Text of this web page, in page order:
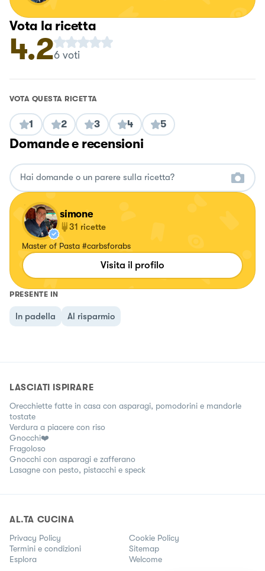
Vota la ricetta
4.26voti
VOTA QUESTA RICETTA
1 2 3 4 5
Domande e recensioni
simone
31 ricette
Master of Pasta #carbsforabs
Visita il profilo
PRESENTE IN
In padella Al risparmio
LASCIATI ISPIRARE
Orecchiette fatte in casa con asparagi, pomodorini e mandorle
tostate
Verdura a piacere con riso
Gnocchi❤️
Fragoloso
Gnocchi con asparagi e zafferano
Lasagne con pesto, pistacchi e speck
AL.TA CUCINA
Privacy Policy
Cookie Policy
Termini e condizioni
Sitemap
Esplora
Welcome